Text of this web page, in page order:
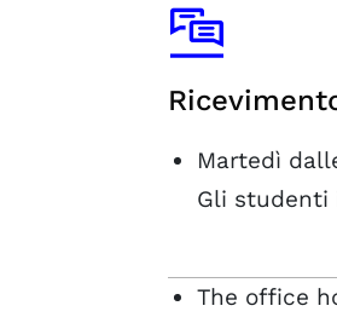
Martedì
Gli studenti
The office